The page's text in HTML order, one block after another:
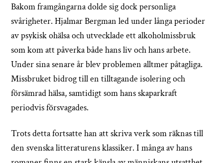
Bakom framgångarna dolde sig dock personliga
svårigheter. Hjalmar Bergman led under långa perioder
av psykisk ohälsa och utvecklade ett alkoholmissbruk
som kom att påverka både hans liv och hans arbete.
Under sina senare år blev problemen alltmer påtagliga.
Missbruket bidrog till en tilltagande isolering och
försämrad hälsa, samtidigt som hans skaparkraft
periodvis försvagades.
Trots detta fortsatte han att skriva verk som räknas till
den svenska litteraturens klassiker. I många av hans